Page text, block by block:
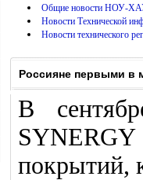
Общие новости НОУ-
Новости Технической
Новости технического
Россияне первыми в
В
покрытий,